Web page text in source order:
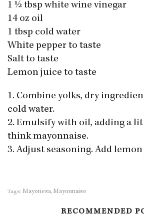
1 ½ tbsp white wine vinegar
14 oz oil
1 tbsp cold water
White pepper to taste
Salt to taste
Lemon juice to taste
1. Combine yolks, dry
cold water.
2. Emulsify with oil, adding a
think mayonnaise.
3. Adjust seasoning. Add
Tags: Mayonesa, Mayonnaise
RECOMMENDED